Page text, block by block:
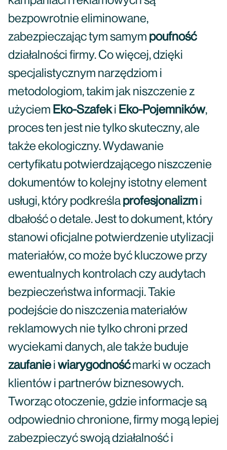
bezpowrotnie eliminowane,
zabezpieczając tym samym poufność
działalności firmy. Co więcej, dzięki
specjalistycznym narzędziom i
metodologiom, takim jak niszczenie z
użyciem Eko-Szafeki Eko-Pojemników,
proces ten jest nie tylko skuteczny, ale
także ekologiczny. Wydawanie
certyfikatu potwierdzającego niszczenie
dokumentów to kolejny istotny element
usługi, który podkreślaprofesjonalizm i
dbałość o detale. Jest to dokument, który
stanowi oficjalne potwierdzenie utylizacji
materiałów, co może być kluczowe przy
ewentualnych kontrolach czy audytach
bezpieczeństwa informacji. Takie
podejście do niszczenia materiałów
reklamowych nie tylko chroni przed
wyciekami danych, ale także buduje
zaufaniei wiarygodnośćmarki w oczach
klientów i partnerów biznesowych.
Tworząc otoczenie, gdzie informacje są
odpowiednio chronione, firmy mogą lepiej
zabezpieczyć swoją działalność i